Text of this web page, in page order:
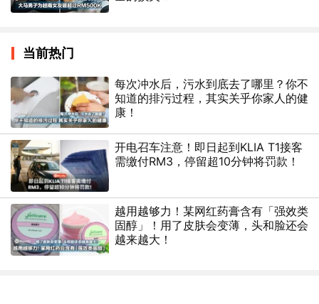
当前热门
每次冲水后，污水到底去了哪里？你不
知道的排污过程，其实关乎你家人的健
康！
开电召车注意！即日起到KLIA T1接客
需缴付RM3，停留超10分钟将罚款！
越用越够力！某网红药膏含有「强效类
固醇」！用了皮肤会变薄，头和脸还会
越来越大！